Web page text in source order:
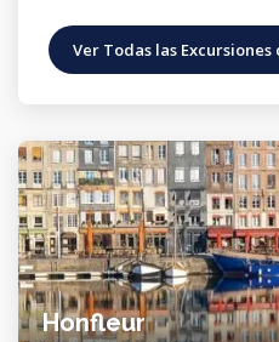
Ver Todas las
Honfleur